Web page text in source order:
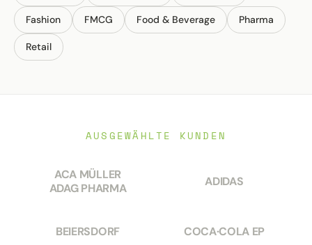
Fashion FMCG Food & Beverage Pharma
Retail
AUSGEWÄHLTE KUNDEN
ACA MÜLLER
ADAG PHARMA
ADIDAS
BEIERSDORF COCA·COLA EP